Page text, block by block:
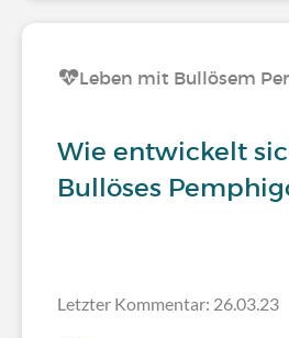
Leben mit Bullösem
Wie entwickelt
Bullöses
Letzter Kommentar: 26.03.23